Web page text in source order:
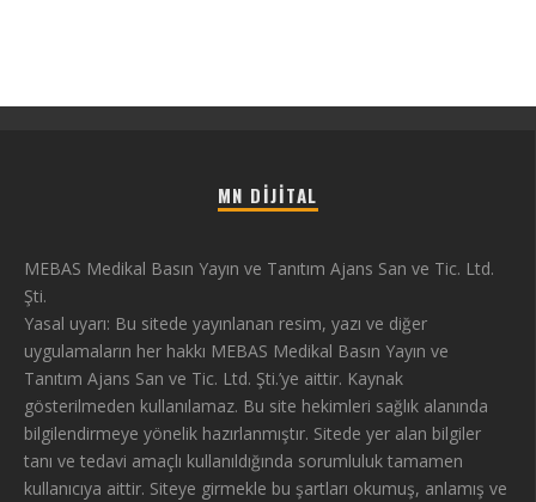
MN DIJITAL
MEBAS Medikal Basın Yayın ve Tanıtım Ajans San ve Tic. Ltd.
Şti.
Yasal uyarı: Bu sitede yayınlanan resim, yazı ve diğer
uygulamaların her hakkı MEBAS Medikal Basın Yayın ve
Tanıtım Ajans San ve Tic. Ltd. Şti.’ye aittir. Kaynak
gösterilmeden kullanılamaz. Bu site hekimleri sağlık alanında
bilgilendirmeye yönelik hazırlanmıştır. Sitede yer alan bilgiler
tanı ve tedavi amaçlı kullanıldığında sorumluluk tamamen
kullanıcıya aittir. Siteye girmekle bu şartları okumuş, anlamış ve